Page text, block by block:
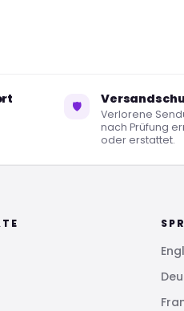
🛡
Verlorene
nach Prüfung
oder erstattet.